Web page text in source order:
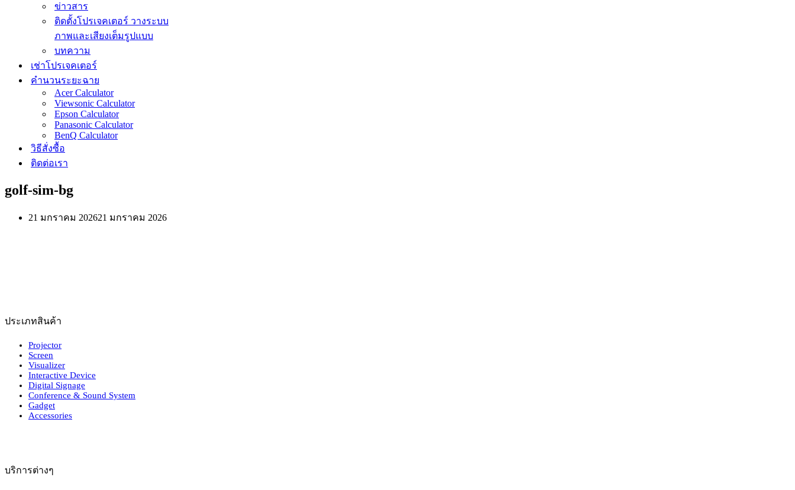
ข่าวสาร
ติดตั้งโปรเจคเตอร์ วางระบบ
ภาพและเสียงเต็มรูปแบบ
บทความ
เช่าโปรเจคเตอร์
คำนวนระยะฉาย
Acer Calculator
Viewsonic Calculator
Epson Calculator
Panasonic Calculator
BenQ Calculator
วิธีสั่งซื้อ
ติดต่อเรา
golf-sim-bg
21 มกราคม 202621 มกราคม 2026
ประเภทสินค้า
Projector
Screen
Visualizer
Interactive Device
Digital Signage
Conference & Sound System
Gadget
Accessories
บริการต่างๆ